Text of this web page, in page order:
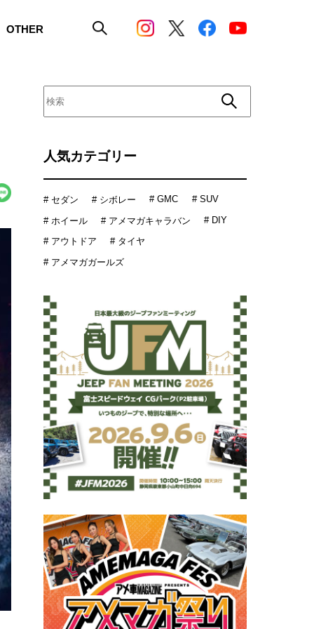
OTHER
人気カテゴリー
# セダン # シボレー # GMC # SUV
# ホイール # アメマガキャラバン # DIY
# アウトドア
# タイヤ
# アメマガガールズ